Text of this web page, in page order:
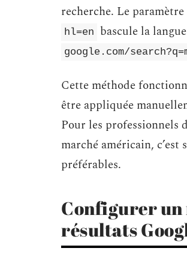
recherche. Le paramètre
hl=en bascule la
google.com/
Cette méthode
être appliquée
Pour les
marché américain,
préférables.
Configurer
résultats